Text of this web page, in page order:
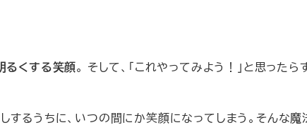
るくする笑顔。 そして、「これやってみよう！」と思ったら
るうちに、いつの間にか笑顔になってしまう。そんな魔